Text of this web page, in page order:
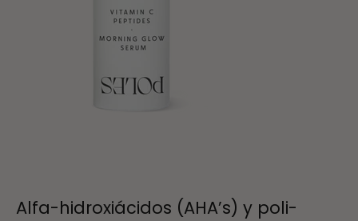
Alfa-hidroxiácidos (AHA’s) y poli-